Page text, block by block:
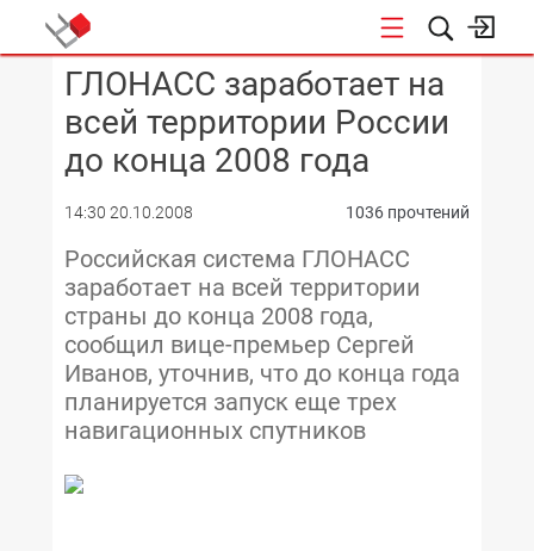
КОНФЕРЕНЦИИ
ГЛОНАСС заработает на
всей территории России
до конца 2008 года
14:30 20.10.2008 1036 прочтений
Российская система ГЛОНАСС
заработает на всей территории
страны до конца 2008 года,
сообщил вице-премьер Сергей
Иванов, уточнив, что до конца года
планируется запуск еще трех
навигационных спутников